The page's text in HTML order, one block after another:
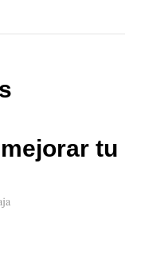
tu